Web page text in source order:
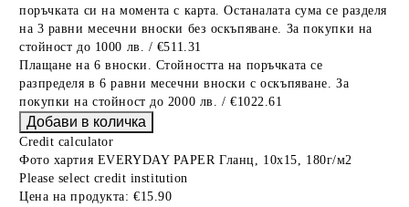
поръчката си на момента с карта. Останалата сума се разделя
на 3 равни месечни вноски без оскъпяване. За покупки на
стойност до 1000 лв. / €511.31
Плащане на 6 вноски. Стойността на поръчката се
разпределя в 6 равни месечни вноски с оскъпяване. За
покупки на стойност до 2000 лв. / €1022.61
Credit calculator
Фото хартия EVERYDAY PAPER Гланц, 10x15, 180г/м2
Please select credit institution
Цена на продукта: €15.90